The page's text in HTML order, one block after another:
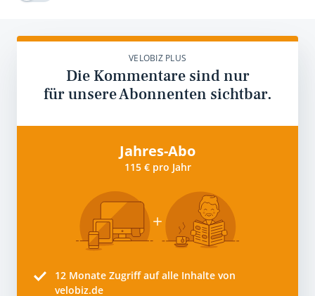
VELOBIZ PLUS
Die Kommentare sind nur
für unsere Abonnenten sichtbar.
Jahres-Abo
115 € pro Jahr
12 Monate Zugriff auf alle Inhalte von
velobiz.de